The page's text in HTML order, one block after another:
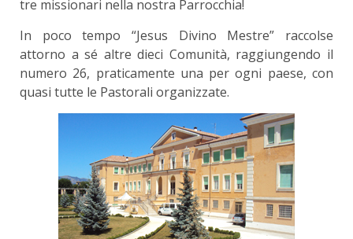
tre missionari nella nostra Parrocchia!
In poco tempo “Jesus Divino Mestre” raccolse
attorno a sé altre dieci Comunità, raggiungendo il
numero 26, praticamente una per ogni paese, con
quasi tutte le Pastorali organizzate.